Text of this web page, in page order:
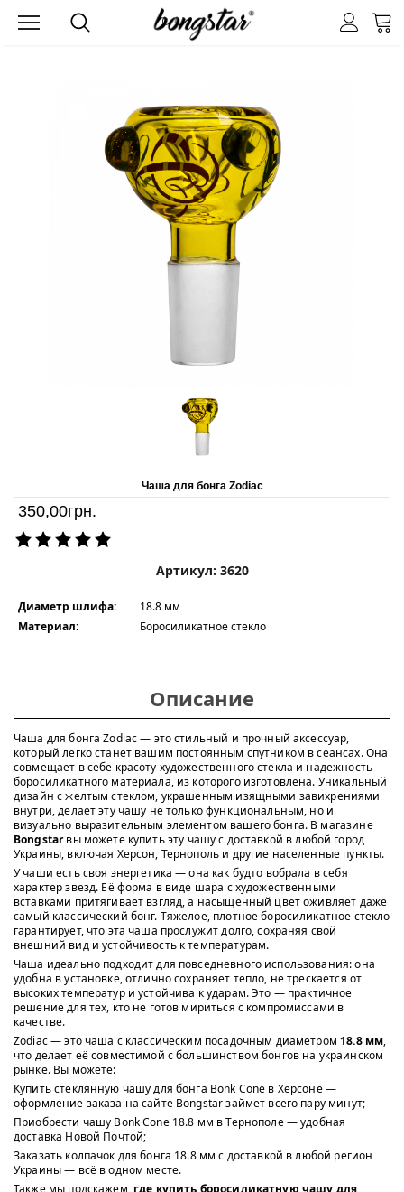
Чаша для бонга Zodiac
350,00грн.
Артикул: 3620
Диаметр шлифа:
18.8 мм
Материал:
Боросиликатное стекло
Описание
Чаша для бонга Zodiac — это стильный и прочный аксессуар,
который легко станет вашим постоянным спутником в сеансах. Она
совмещает в себе красоту художественного стекла и надежность
боросиликатного материала, из которого изготовлена. Уникальный
дизайн с желтым стеклом, украшенным изящными завихрениями
внутри, делает эту чашу не только функциональным, но и
визуально выразительным элементом вашего бонга. В магазине
Bongstarвы можете купить эту чашу с доставкой в любой город
Украины, включая Херсон, Тернополь и другие населенные пункты.
У чаши есть своя энергетика — она как будто вобрала в себя
характер звезд. Её форма в виде шара с художественными
вставками притягивает взгляд, а насыщенный цвет оживляет даже
самый классический бонг. Тяжелое, плотное боросиликатное стекло
гарантирует, что эта чаша прослужит долго, сохраняя свой
внешний вид и устойчивость к температурам.
Чаша идеально подходит для повседневного использования: она
удобна в установке, отлично сохраняет тепло, не трескается от
высоких температур и устойчива к ударам. Это — практичное
решение для тех, кто не готов мириться с компромиссами в
качестве.
Zodiac — это чаша с классическим посадочным диаметром18.8 мм,
что делает её совместимой с большинством бонгов на украинском
рынке. Вы можете:
Купить стеклянную чашу для бонга Bonk Cone в Херсоне —
оформление заказа на сайте Bongstar займет всего пару минут;
Приобрести чашу Bonk Cone 18.8 мм в Тернополе — удобная
доставка Новой Почтой;
Заказать колпачок для бонга 18.8 мм с доставкой в любой регион
Украины — всё в одном месте.
Также мы подскажем, где купить боросиликатную чашу для